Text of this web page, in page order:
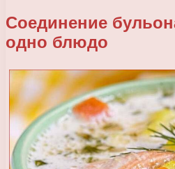
Соединение
одно блюдо